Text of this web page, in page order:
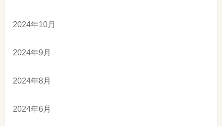
2024年10月
2024年9月
2024年8月
2024年6月